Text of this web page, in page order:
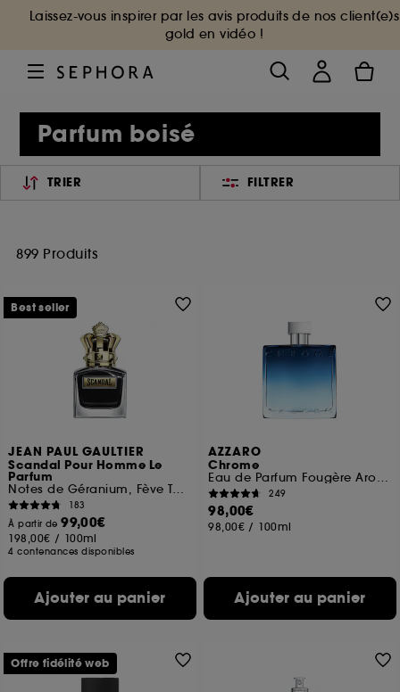
Laissez-vous inspirer par les avis produits de nos client(e)s
gold en vidéo !
Parfum boisé
TRIER FILTRER
899 Produits
JEAN PAUL GAULTIER
Scandal Pour Homme Le
Parfum
Notes de Géranium, Fève Tonka, Bois de Santal
183
À partir de99,00€
198,00€ / 100ml
4 contenances disponibles
Ajouter au panier
Best seller
AZZARO
Chrome
Eau de Parfum Fougère Aromatique
249
98,00€
98,00€ / 100ml
Ajouter au panier
Offre fidélité web